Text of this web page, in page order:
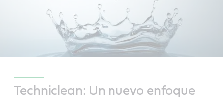
Techniclean: Un nuevo enfoque